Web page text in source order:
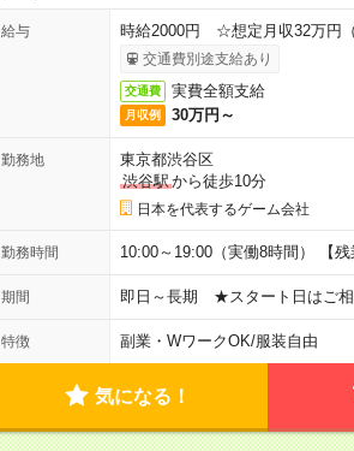
給与 時給2000円 ☆想定月収32万円（
交通費別途支給あり
交通費 実費全額支給
月収例 30万円～
勤務地
東京都渋谷区
渋谷駅から徒歩10分
日本を代表するゲーム会社
勤務時間 10:00～19:00（実働8時間） 【
期間 即日～長期 ★スタート日はご相
特徴 副業・WワークOK/服装自由
気になる！